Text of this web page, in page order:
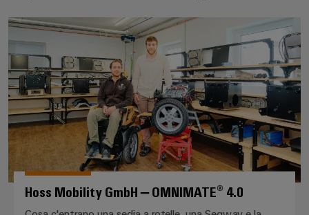
Hoss Mobility GmbH –
Hoss Mobility GmbH – OMNIMATE® 4.0